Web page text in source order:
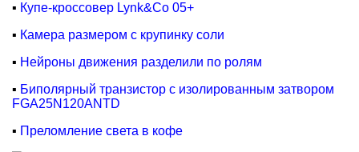
▪ Купе-кроссовер Lynk&Co 05+
▪ Камера размером с крупинку соли
▪ Нейроны движения разделили по ролям
▪ Биполярный транзистор с изолированным затвором
FGA25N120ANTD
▪ Преломление света в кофе